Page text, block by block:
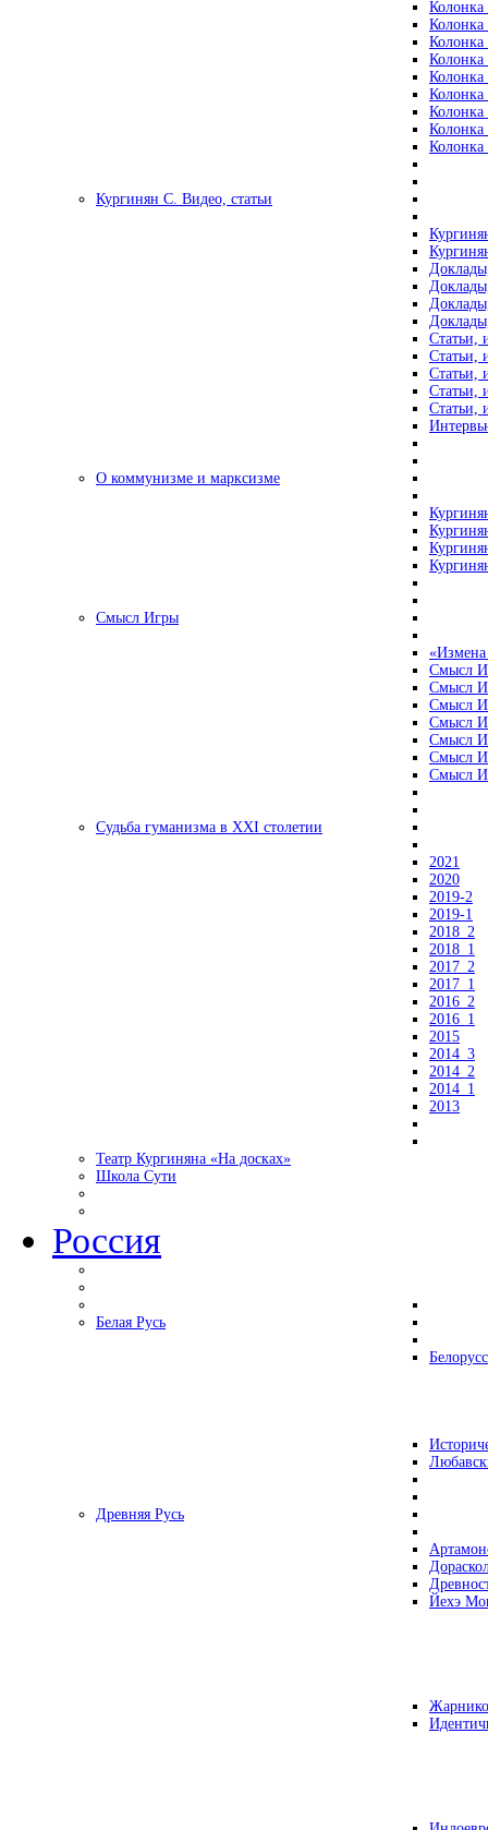
Колонка
Колонка
Колонка
Колонка
Колонка
Колонка
Колонка
Колонка
Колонка
Кургинян С. Видео, статьи
Статьи,
Статьи,
Статьи,
Статьи,
Статьи,
О коммунизме и марксизме
Смысл Игры
«Измена
Смысл
Смысл
Смысл
Смысл
Смысл
Смысл
Смысл
Судьба гуманизма в XXI столетии
2021
2020
2019-2
2019-1
2018_2
2018_1
2017_2
2017_1
2016_2
2016_1
2015
2014_3
2014_2
2014_1
2013
Театр Кургиняна «На досках»
Школа Сути
Россия
Белая Русь
Древняя Русь
Йехэ